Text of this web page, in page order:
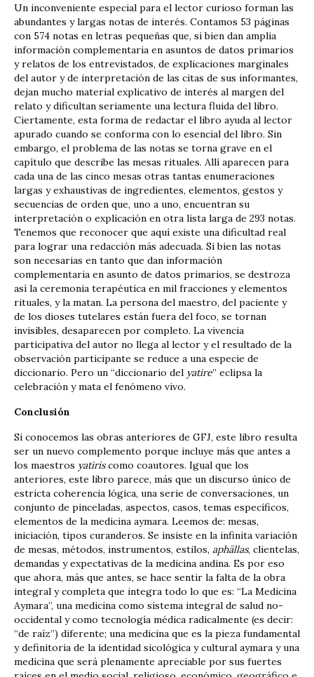
Un inconveniente especial para el lector curioso forman las
abundantes y largas notas de interés. Contamos 53 páginas
con 574 notas en letras pequeñas que, si bien dan amplia
información complementaria en asuntos de datos primarios
y relatos de los entrevistados, de explicaciones marginales
del autor y de interpretación de las citas de sus informantes,
dejan mucho material explicativo de interés al margen del
relato y dificultan seriamente una lectura fluida del libro.
Ciertamente, esta forma de redactar el libro ayuda al lector
apurado cuando se conforma con lo esencial del libro. Sin
embargo, el problema de las notas se torna grave en el
capítulo que describe las mesas rituales. Allí aparecen para
cada una de las cinco mesas otras tantas enumeraciones
largas y exhaustivas de ingredientes, elementos, gestos y
secuencias de orden que, uno a uno, encuentran su
interpretación o explicación en otra lista larga de 293 notas.
Tenemos que reconocer que aquí existe una dificultad real
para lograr una redacción más adecuada. Si bien las notas
son necesarias en tanto que dan información
complementaria en asunto de datos primarios, se destroza
así la ceremonia terapéutica en mil fracciones y elementos
rituales, y la matan. La persona del maestro, del paciente y
de los dioses tutelares están fuera del foco, se tornan
invisibles, desaparecen por completo. La vivencia
participativa del autor no llega al lector y el resultado de la
observación participante se reduce a una especie de
diccionario. Pero un “diccionario del yatire” eclipsa la
celebración y mata el fenómeno vivo.
Conclusión
Si conocemos las obras anteriores de GFJ, este libro resulta
ser un nuevo complemento porque incluye más que antes a
los maestros yatiriscomo coautores. Igual que los
anteriores, este libro parece, más que un discurso único de
estricta coherencia lógica, una serie de conversaciones, un
conjunto de pinceladas, aspectos, casos, temas específicos,
elementos de la medicina aymara. Leemos de: mesas,
iniciación, tipos curanderos. Se insiste en la infinita variación
de mesas, métodos, instrumentos, estilos, aphällas, clientelas,
demandas y expectativas de la medicina andina. Es por eso
que ahora, más que antes, se hace sentir la falta de la obra
integral y completa que integra todo lo que es: “La Medicina
Aymara”, una medicina como sistema integral de salud no-
occidental y como tecnología médica radicalmente (es decir:
“de raíz”) diferente; una medicina que es la pieza fundamental
y definitoria de la identidad sicológica y cultural aymara y una
medicina que será plenamente apreciable por sus fuertes